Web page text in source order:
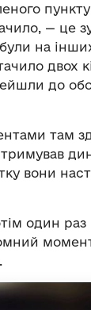
— це
на
двох
до
там
вони
один